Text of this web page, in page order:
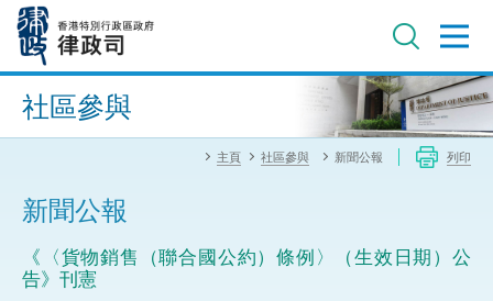
內
進階搜尋
社區參與
主頁 社區參與 新聞公報 列印
新聞公報
《〈貨物銷售（聯合國公約）條例〉（生效日期）公
告》刊憲